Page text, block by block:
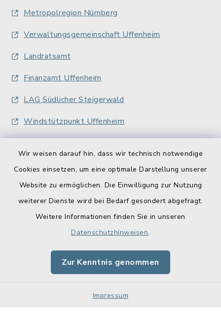
Wir weisen darauf hin, dass wir technisch notwendige
Cookies einsetzen, um eine optimale Darstellung unserer
Website zu ermöglichen. Die Einwilligung zur Nutzung
weiterer Dienste wird bei Bedarf gesondert abgefragt.
Weitere Informationen finden Sie in unseren
Datenschutzhinweisen.
Zur Kenntnis genommen
Impressum
Metropolregion Nürnberg
Verwaltungsgemeinschaft Uffenheim
Landratsamt
Finanzamt Uffenheim
LAG Südlicher Steigerwald
Windstützpunkt Uffenheim
Barrierefreiheit
Impressum
Sitemap